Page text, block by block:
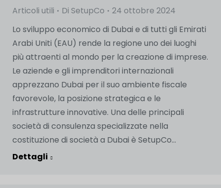
Articoli utili Di SetupCo
24 ottobre 2024
Lo sviluppo economico di Dubai e di tutti gli Emirati
Arabi Uniti (EAU) rende la regione uno dei luoghi
più attraenti al mondo per la creazione di imprese.
Le aziende e gli imprenditori internazionali
apprezzano Dubai per il suo ambiente fiscale
favorevole, la posizione strategica e le
infrastrutture innovative. Una delle principali
società di consulenza specializzate nella
costituzione di società a Dubai è SetupCo...
Dettagli